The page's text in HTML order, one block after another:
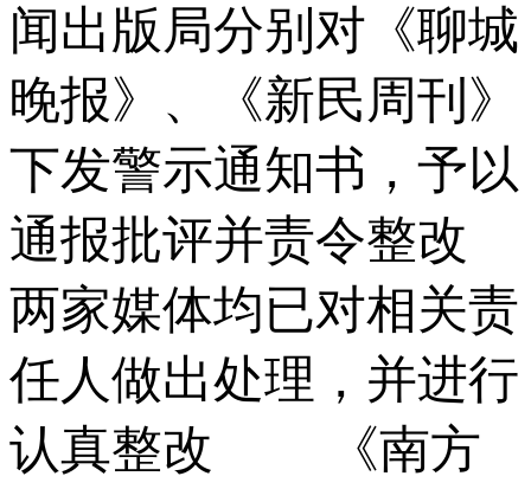
闻出版局分别对《聊城
晚报》、《新民周刊》
下发警示通知书，予以
通报批评并责令整改
两家媒体均已对相关责
任人做出处理，并进行
认真整改 《南方